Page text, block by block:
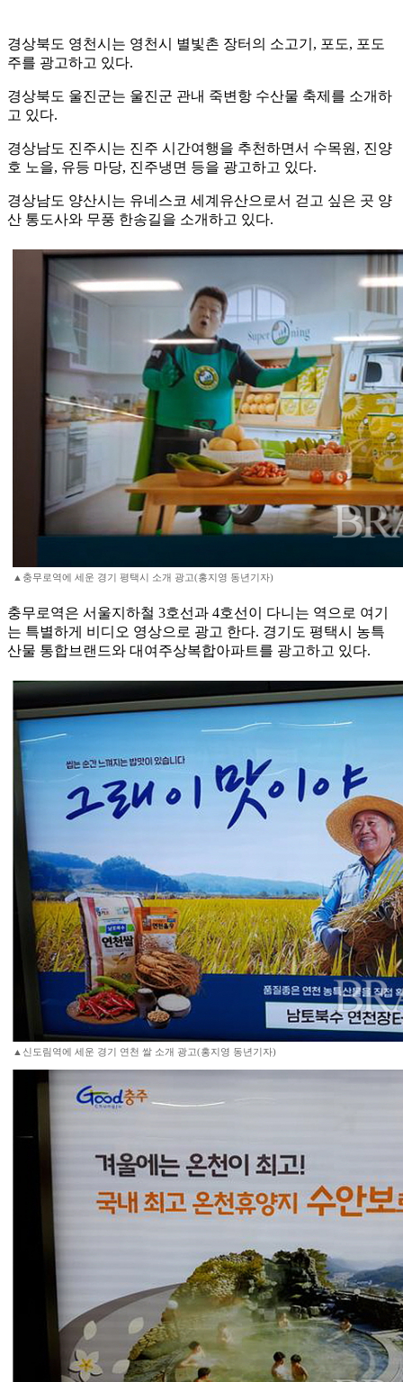
경상북도 영천시는 영천시 별빛촌 장터의 소고기, 포도, 포도
주를 광고하고 있다.
경상북도 울진군는 울진군 관내 죽변항 수산물 축제를 소개하
고 있다.
경상남도 진주시는 진주 시간여행을 추천하면서 수목원, 진양
호 노을, 유등 마당, 진주냉면 등을 광고하고 있다.
경상남도 양산시는 유네스코 세계유산으로서 걷고 싶은 곳 양
산 통도사와 무풍 한송길을 소개하고 있다.
▲충무로역에 세운 경기 평택시 소개 광고(홍지영 동년기자)
충무로역은 서울지하철 3호선과 4호선이 다니는 역으로 여기
는 특별하게 비디오 영상으로 광고 한다. 경기도 평택시 농특
산물 통합브랜드와 대여주상복합아파트를 광고하고 있다.
▲신도림역에 세운 경기 연천 쌀 소개 광고(홍지영 동년기자)